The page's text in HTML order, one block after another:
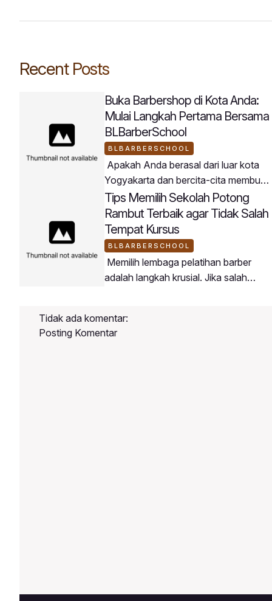
Recent Posts
Buka Barbershop di Kota Anda:
Mulai Langkah Pertama Bersama
BLBarberSchool
BLBARBERSCHOOL
Apakah Anda berasal dari luar kota
Yogyakarta dan bercita-cita membuka
usaha barbershop di daerah asal
Anda? BLBarberSchool menjadi
jembatan terbaik untuk mewujudkan
rencana tersebut.Peserta
BLBarberSchool datang dari berbagai
penjuru wilayah di Indonesia dengan
tujuan membawa keahlian barbering
masing.Mengapa Buka Barbershop di
Daerah Sangat Potensial?Persaingan
Tips Memilih Sekolah Potong
Rambut Terbaik agar Tidak Salah
Tempat Kursus
BLBARBERSCHOOL
Memilih lembaga pelatihan barber
adalah langkah krusial. Jika salah
mendapatkan ilmu yang
maksimal.Berikut adalah panduan
Tidak ada komentar:
Posting Komentar